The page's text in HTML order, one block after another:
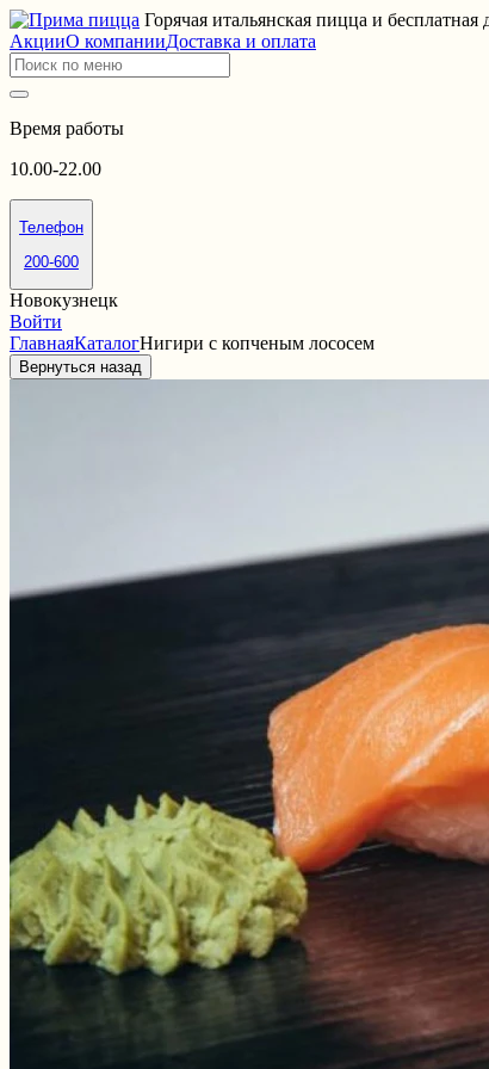
Горячая итальянская пицца и
АкцииО компанииДоставка и оплата
Время работы
10.00-22.00
Телефон
200-600
Новокузнецк
Войти
ГлавнаяКаталогНигири с копченым лососем
Вернуться назад